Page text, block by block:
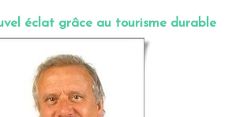
éclat grâce au tourisme durable